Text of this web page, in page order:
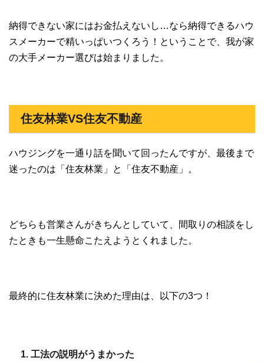
納得できない家にはお金払えないし…なら納得できるハウ
スメーカーで精いっぱいつくろう！ということで、我が家
の大手メーカー選びは始まりました。
住友林業VS住友不動産
ハウジングを一通り話を聞いて回ったんですが、最後まで
迷ったのは「住友林業」と「住友不動産」。
どちらも営業さんがきちんとしていて、間取りの相談をし
たときも一生懸命こたえようとくれました。
最終的に住友林業に決めた理由は、以下の3つ！
1. 工法の説明がうまかった